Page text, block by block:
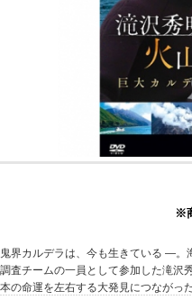
※
鬼界カルデラは、今も生きている ―。
調査チームの一員として参加した滝沢
本の命運を左右する大発見につながった